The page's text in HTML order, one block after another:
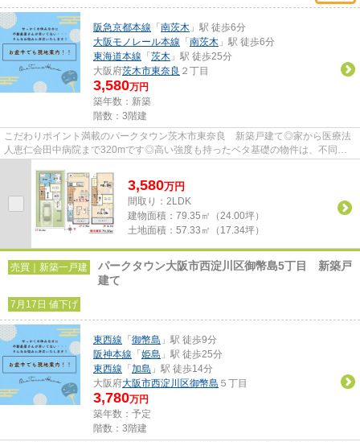
阪急京都本線 「 南茨木 」駅 徒歩6分
大阪モノレール本線 「 南茨木 」駅 徒歩6分
東海道本線 「 茨木 」駅 徒歩25分
大阪府茨木市東奈良 ２丁目
3,580万円
築年数：新築
階数：3階建
こだわりポイント満載のパークタウン茨木市東奈良 新築戸建て◎家から医療法
人恵仁会田中病院まで320mです◎高い強度も持ったベタ基礎の物件は、不同沈
3,580万円
間取り：2LDK
建物面積： 79.35㎡（24.00坪）
土地面積： 57.33㎡（17.34坪）
売買｜新築一戸建
パークタウン大阪市西淀川区御幣島5丁目 新築戸
建て
7月17日 値下げ
東西線 「 御幣島 」駅 徒歩9分
阪神本線 「 姫島 」駅 徒歩25分
東西線 「 加島 」駅 徒歩14分
大阪府大阪市西淀川区御幣島 ５丁目
3,780万円
築年数：予定
階数：3階建